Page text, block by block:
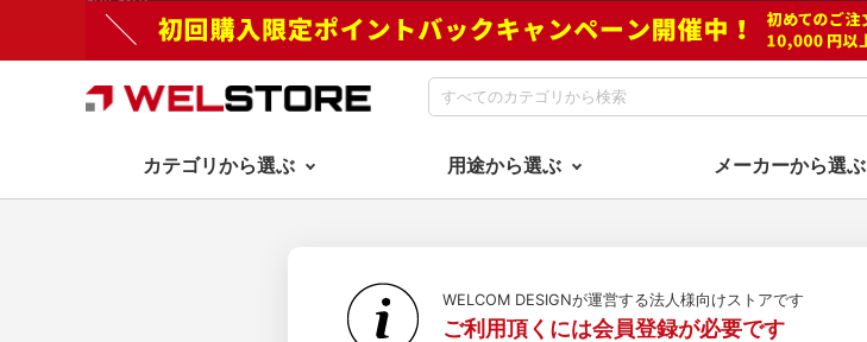
カテゴリから選ぶ 用途から選ぶ メーカーから選ぶ
WELCOM DESIGNが運営する法人様向けストアです
ご利用頂くには会員登録が必要です